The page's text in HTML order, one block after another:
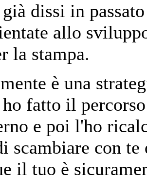
dissi in
allo
la stampa.
è una
ho fatto il
e poi l'ho
scambiare con te
il tuo è